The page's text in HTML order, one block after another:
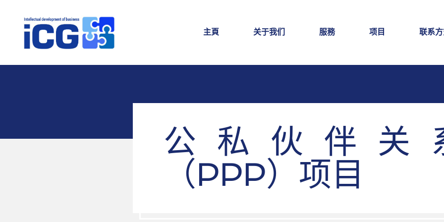
主頁 关于我们 服務 项目 联系
公私伙伴关
（PPP）项目